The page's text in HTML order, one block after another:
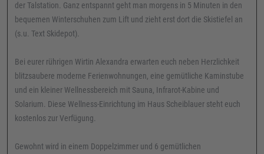
der Talstation. Ganz entspannt geht man morgens in 5 Minuten in den
bequemen Winterschuhen zum Lift und zieht erst dort die Skistiefel an
(s.u. Text Skidepot).
Bei eurer rührigen Wirtin Alexandra erwarten euch neben Herzlichkeit
blitzsaubere moderne Ferienwohnungen, eine gemütliche Kaminstube
und ein kleiner Wellnessbereich mit Sauna, Infrarot-Kabine und
Solarium. Diese Wellness-Einrichtung im Haus Scheiblauer steht euch
kostenlos zur Verfügung.
Gewohnt wird in einem Doppelzimmer und 6 gemütlichen